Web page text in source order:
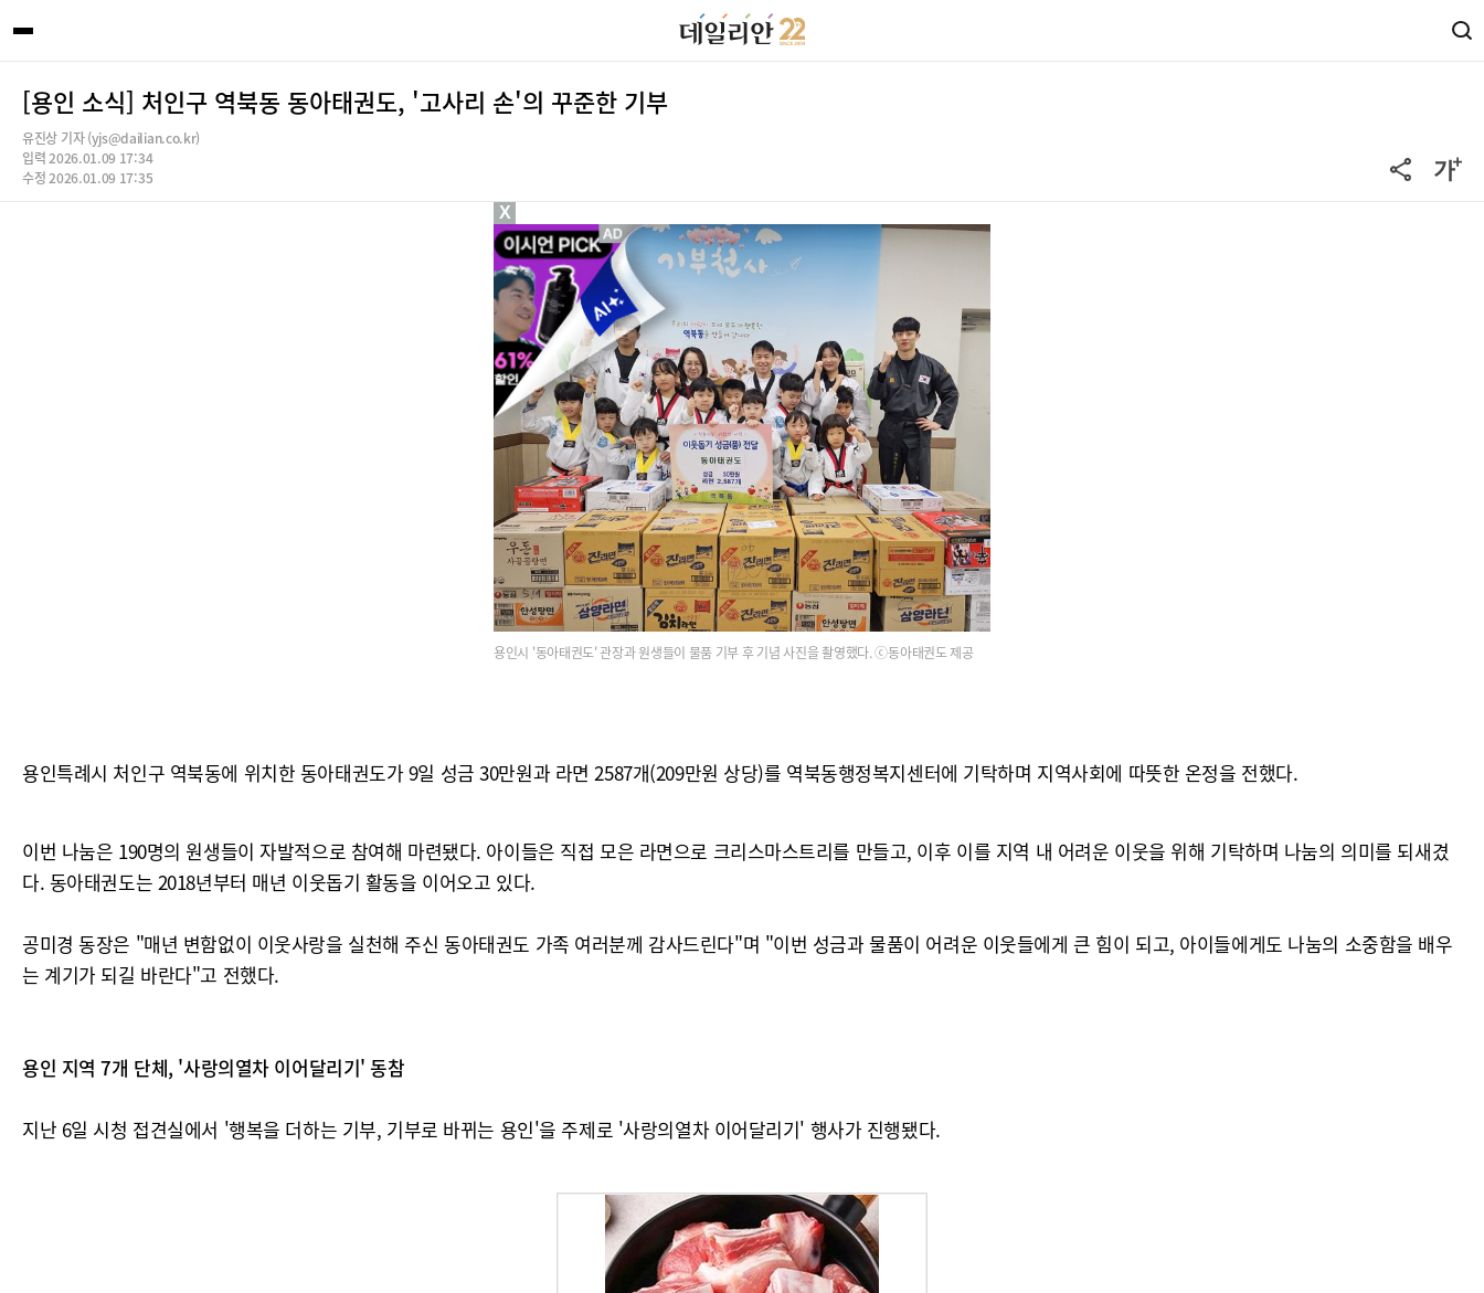
[용인 소식] 처인구 역북동 동아태권도, '고사리 손'의 꾸준한 기부
유진상 기자 (yjs@dailian.co.kr)
입력 2026.01.09 17:34
수정 2026.01.09 17:35
용인시 '동아태권도' 관장과 원생들이 물품 기부 후 기념 사진을 촬영했다. ⓒ동아태권도 제공
용인특례시 처인구 역북동에 위치한 동아태권도가 9일 성금 30만원과 라면 2587개(209만원 상당)를 역북동행정복지센터에 기탁하며 지역사회에 따뜻한 온정을 전했다.
이번 나눔은 190명의 원생들이 자발적으로 참여해 마련됐다. 아이들은 직접 모은 라면으로 크리스마스트리를 만들고, 이후 이를 지역 내 어려운 이웃을 위해 기탁하며 나눔의 의미를 되새겼
다. 동아태권도는 2018년부터 매년 이웃돕기 활동을 이어오고 있다.
공미경 동장은 "매년 변함없이 이웃사랑을 실천해 주신 동아태권도 가족 여러분께 감사드린다"며 "이번 성금과 물품이 어려운 이웃들에게 큰 힘이 되고, 아이들에게도 나눔의 소중함을 배우
는 계기가 되길 바란다"고 전했다.
용인 지역 7개 단체, '사랑의열차 이어달리기' 동참
지난 6일 시청 접견실에서 '행복을 더하는 기부, 기부로 바뀌는 용인'을 주제로 '사랑의열차 이어달리기' 행사가 진행됐다.
X